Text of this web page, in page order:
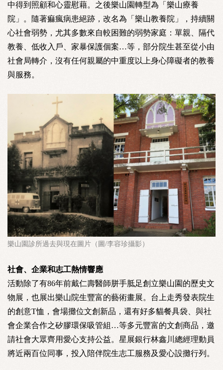
中得到照顧和心靈慰藉。之後樂山園轉型為「樂山療養
院」。隨著痲瘋病患絕跡，改名為「樂山教養院」，持續關
心社會弱勢，尤其多數來自較困難的弱勢家庭：單親、隔代
教養、低收入戶、家暴保護個案…等，部分院生甚至從小由
社會局轉介，沒有任何親屬的中重度以上身心障礙者的教養
與服務。
樂山園診所過去與現在圖片（圖/李容珍攝影）
社會、企業和志工熱情響應
活動除了有86年前戴仁壽醫師胼手胝足創立樂山園的歷史文
物展，也展出樂山院生豐富的藝術畫展。台上走秀發表院生
的創意T恤，會場攤位文創新品，還有好多貓餐具袋、與社
會企業合作之矽膠環保吸管組…等多元豐富的文創商品，邀
請社會大眾齊用愛心支持公益。星展銀行林鑫川總經理動員
將近兩百位同事，投入陪伴院生志工服務及愛心設攤行列。